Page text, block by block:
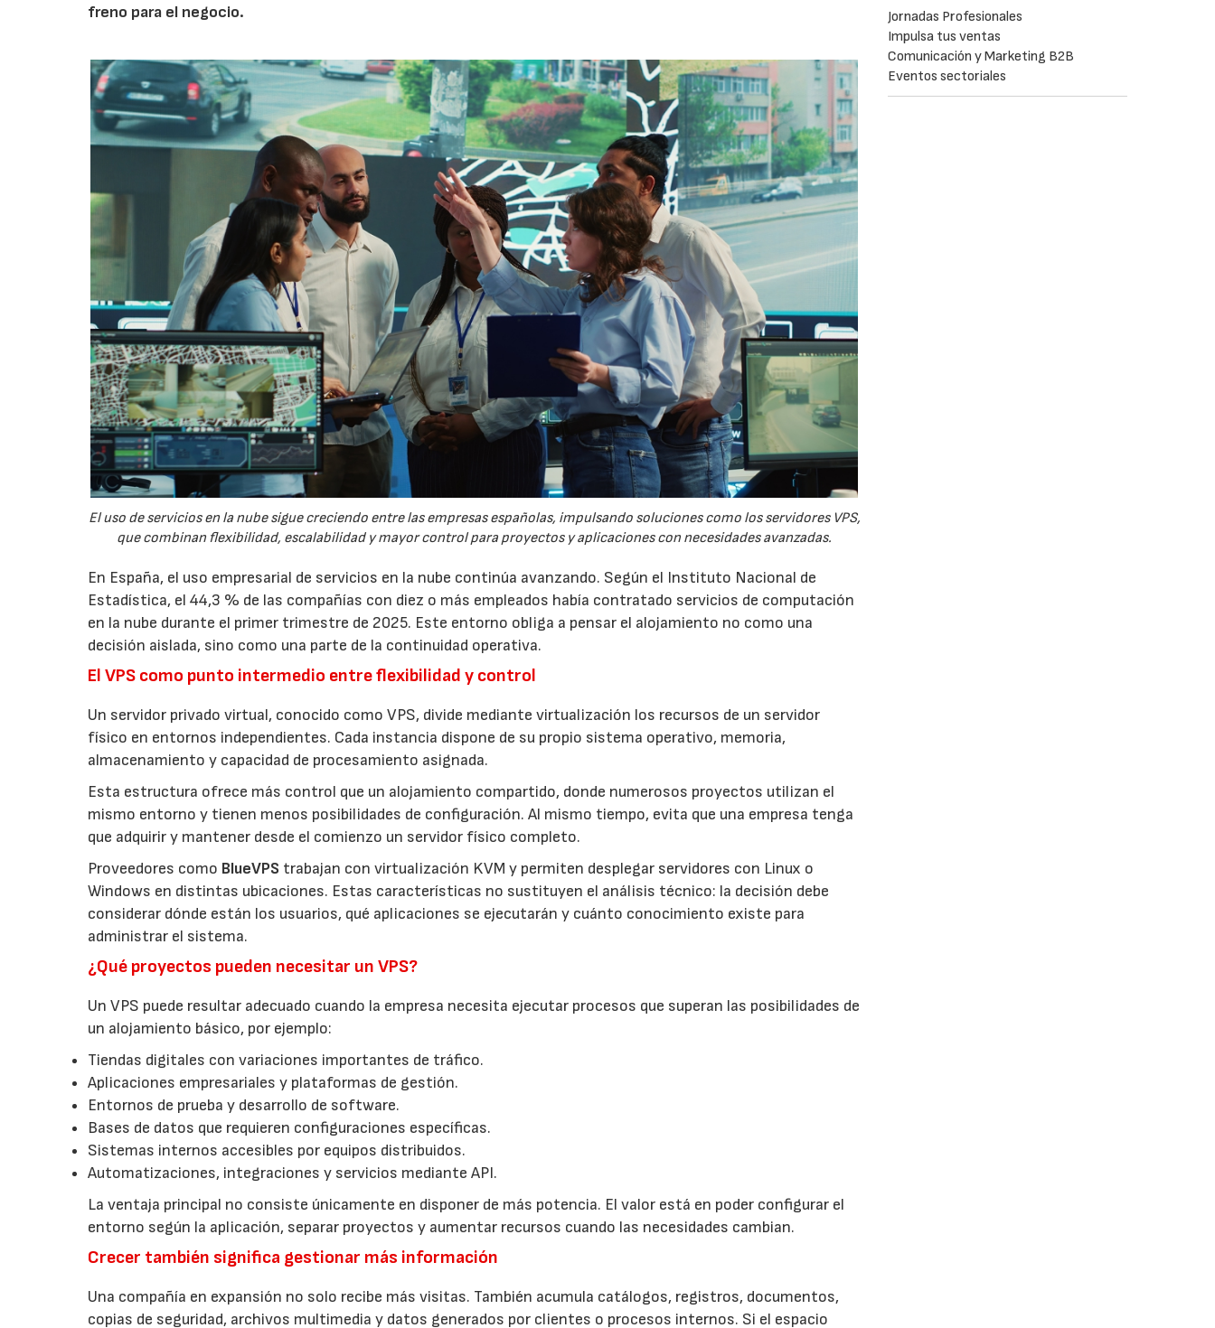
freno para el negocio.
El uso de servicios en la nube sigue creciendo entre las empresas españolas, impulsando soluciones como los servidores VPS,
que combinan flexibilidad, escalabilidad y mayor control para proyectos y aplicaciones con necesidades avanzadas.
En España, el uso empresarial de servicios en la nube continúa avanzando. Según el Instituto Nacional de
Estadística, el 44,3 % de las compañías con diez o más empleados había contratado servicios de computación
en la nube durante el primer trimestre de 2025. Este entorno obliga a pensar el alojamiento no como una
decisión aislada, sino como una parte de la continuidad operativa.
El VPS como punto intermedio entre flexibilidad y control
Un servidor privado virtual, conocido como VPS, divide mediante virtualización los recursos de un servidor
físico en entornos independientes. Cada instancia dispone de su propio sistema operativo, memoria,
almacenamiento y capacidad de procesamiento asignada.
Esta estructura ofrece más control que un alojamiento compartido, donde numerosos proyectos utilizan el
mismo entorno y tienen menos posibilidades de configuración. Al mismo tiempo, evita que una empresa tenga
que adquirir y mantener desde el comienzo un servidor físico completo.
Proveedores como BlueVPS trabajan con virtualización KVM y permiten desplegar servidores con Linux o
Windows en distintas ubicaciones. Estas características no sustituyen el análisis técnico: la decisión debe
considerar dónde están los usuarios, qué aplicaciones se ejecutarán y cuánto conocimiento existe para
administrar el sistema.
¿Qué proyectos pueden necesitar un VPS?
Un VPS puede resultar adecuado cuando la empresa necesita ejecutar procesos que superan las posibilidades de
un alojamiento básico, por ejemplo:
Tiendas digitales con variaciones importantes de tráfico.
Aplicaciones empresariales y plataformas de gestión.
Entornos de prueba y desarrollo de software.
Bases de datos que requieren configuraciones específicas.
Sistemas internos accesibles por equipos distribuidos.
Automatizaciones, integraciones y servicios mediante API.
La ventaja principal no consiste únicamente en disponer de más potencia. El valor está en poder configurar el
entorno según la aplicación, separar proyectos y aumentar recursos cuando las necesidades cambian.
Crecer también significa gestionar más información
Una compañía en expansión no solo recibe más visitas. También acumula catálogos, registros, documentos,
copias de seguridad, archivos multimedia y datos generados por clientes o procesos internos. Si el espacio
Jornadas Profesionales
Impulsa tus ventas
Comunicación y Marketing B2B
Eventos sectoriales